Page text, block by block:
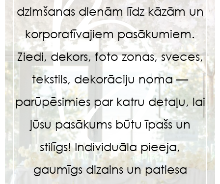
dzimšanas dienām līdz kāzām un
korporatīvajiem pasākumiem.
Ziedi, dekors, foto zonas, sveces,
tekstils, dekorāciju noma —
parūpēsimies par katru detaļu, lai
jūsu pasākums būtu īpašs un
stilīgs! Individuāla pieeja,
gaumīgs dizains un patiesa